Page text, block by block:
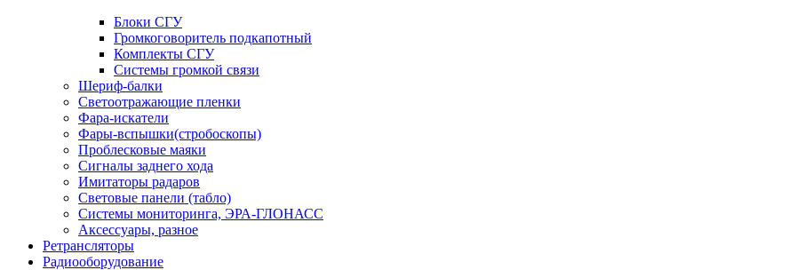
Блоки СГУ
Громкоговоритель подкапотный
Комплекты СГУ
Системы громкой связи
Шериф-балки
Светоотражающие пленки
Фара-искатели
Фары-вспышки(стробоскопы)
Проблесковые маяки
Сигналы заднего хода
Имитаторы радаров
Световые панели (табло)
Системы мониторинга, ЭРА-ГЛОНАСС
Аксессуары, разное
Ретрансляторы
Радиооборудование